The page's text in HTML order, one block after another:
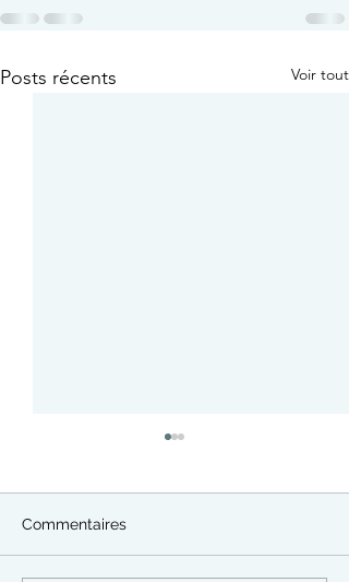
Posts récents Voir tout
Commentaires